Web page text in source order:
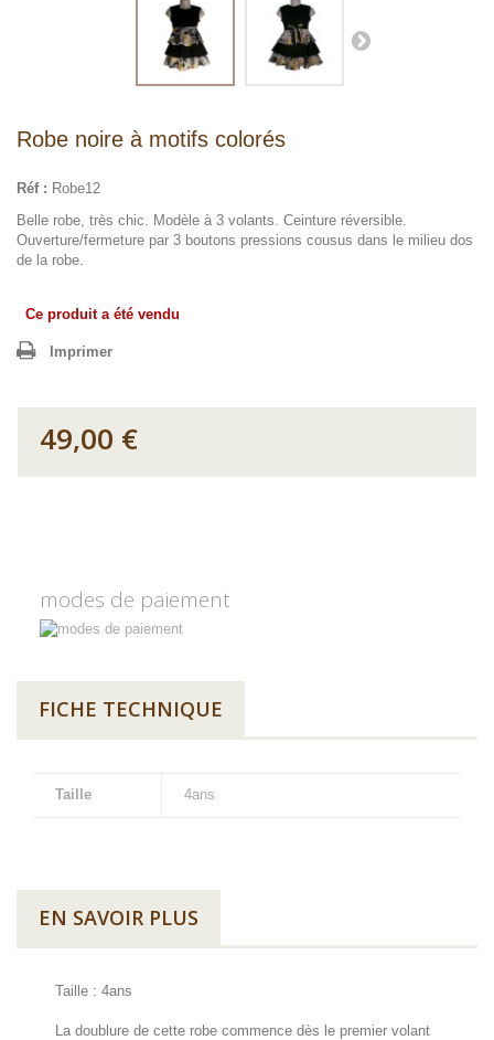
Robe noire à motifs colorés
Réf : Robe12
Belle robe, très chic. Modèle à 3 volants. Ceinture réversible.
Ouverture/fermeture par 3 boutons pressions cousus dans le milieu dos
de la robe.
Ce produit a été vendu
Imprimer
49,00 €
modes de paiement
FICHE TECHNIQUE
Taille 4ans
EN SAVOIR PLUS
Taille : 4ans
La doublure de cette robe commence dès le premier volant